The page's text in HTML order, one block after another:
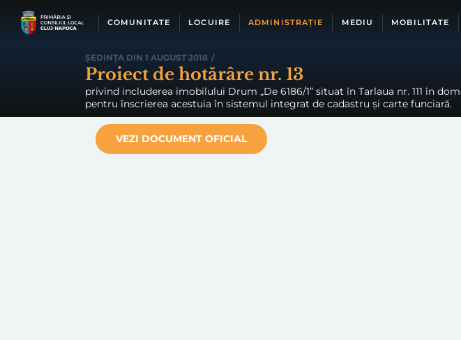
COMUNITATE LOCUIRE ADMINISTRAȚIE MEDIU MOBILITATE
ȘEDINȚA DIN 1 AUGUST 2018 /
Proiect de hotărâre nr. 13
privind includerea imobilului Drum „De 6186/1” situat în Tarlaua nr. 111 în
pentru înscrierea acestuia în sistemul integrat de cadastru și carte funciară.
VEZI DOCUMENT OFICIAL